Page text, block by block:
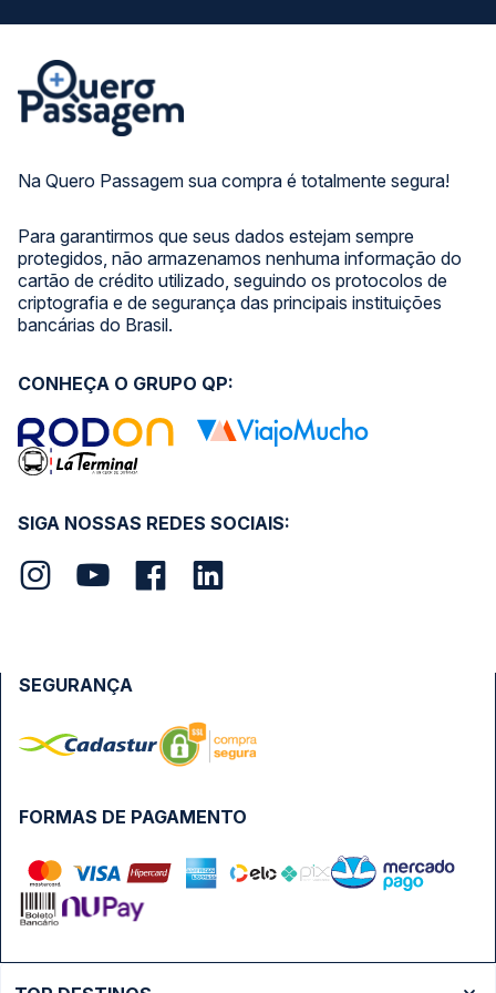
Na Quero Passagem sua compra é totalmente segura!
Para garantirmos que seus dados estejam sempre
protegidos, não armazenamos nenhuma informação do
cartão de crédito utilizado, seguindo os protocolos de
criptografia e de segurança das principais instituições
bancárias do Brasil.
SIGA NOSSAS REDES SOCIAIS:
CONHEÇA O GRUPO QP:
FORMAS DE PAGAMENTO
SEGURANÇA